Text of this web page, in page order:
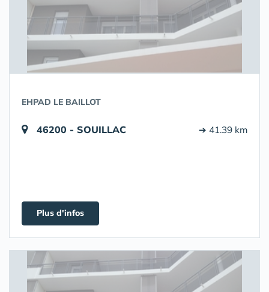
EHPAD LE BAILLOT
46200 - SOUILLAC ➔ 41.39 km
Plus d'infos